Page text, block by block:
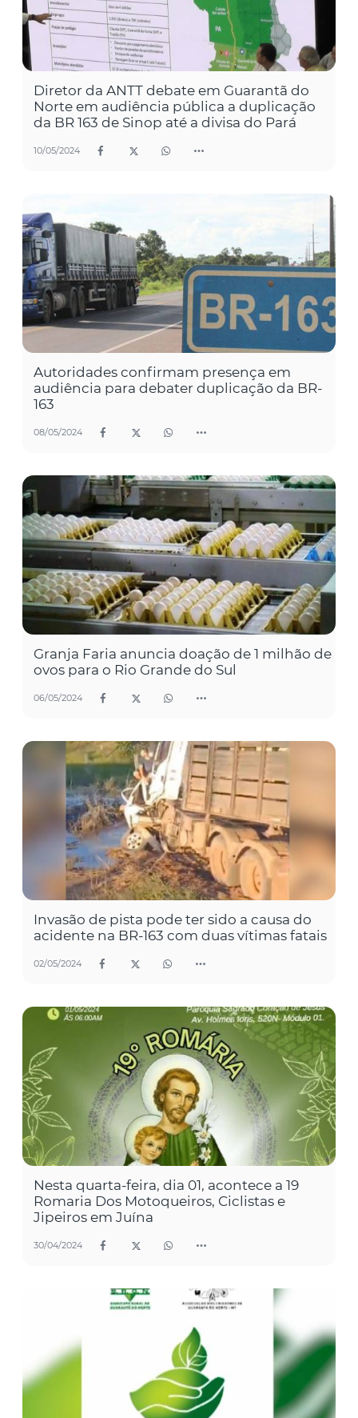
Diretor da ANTT debate em Guarantã do
Norte em audiência pública a duplicação
da BR 163 de Sinop até a divisa do Pará
10/05/2024
Autoridades confirmam presença em
audiência para debater duplicação da BR-
163
08/05/2024
Granja Faria anuncia doação de 1 milhão de
ovos para o Rio Grande do Sul
06/05/2024
Invasão de pista pode ter sido a causa do
acidente na BR-163 com duas vítimas fatais
02/05/2024
Nesta quarta-feira, dia 01, acontece a 19
Romaria Dos Motoqueiros, Ciclistas e
Jipeiros em Juína
30/04/2024